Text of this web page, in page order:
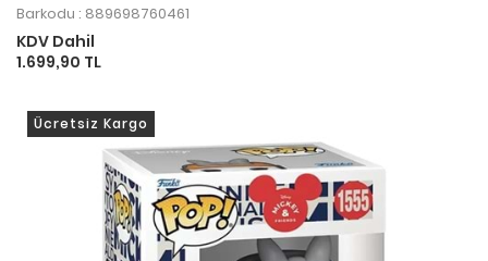
Barkodu : 889698760461
KDV Dahil
1.699,90 TL
Ücretsiz Kargo